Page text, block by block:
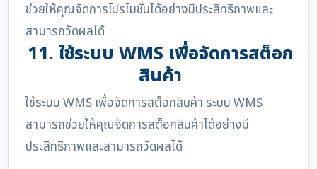
ช่วยให้คุณจัดการโปรโมชั่นได้อย่างมีประสิทธิภาพและ
สามารถวัดผลได้
11. ใช้ระบบ WMS เพื่อจัดการสต็อก
สินค้า
ใช้ระบบ WMS เพื่อจัดการสต็อกสินค้า ระบบ WMS
สามารถช่วยให้คุณจัดการสต็อกสินค้าได้อย่างมี
ประสิทธิภาพและสามารถวัดผลได้